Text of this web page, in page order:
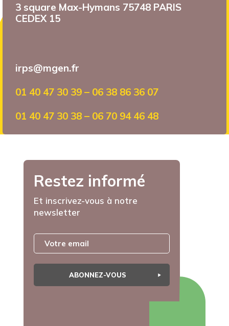
3 square Max-Hymans 75748 PARIS
CEDEX 15
irps@mgen.fr
01 40 47 30 39 – 06 38 86 36 07
01 40 47 30 38 – 06 70 94 46 48
Restez informé
Et inscrivez-vous à notre
newsletter
ABONNEZ-VOUS